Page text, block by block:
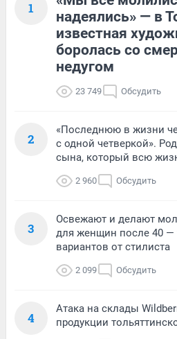
1
надеялись» — в
известная
боролась со
недугом
23 749 Обсудить
2
«Последнюю в жизни
с одной четверкой».
сына, который всю
2 960 Обсудить
3
Освежают и делают
для женщин после 40 —
вариантов от стилиста
2 099 Обсудить
4
Атака на склады
продукции